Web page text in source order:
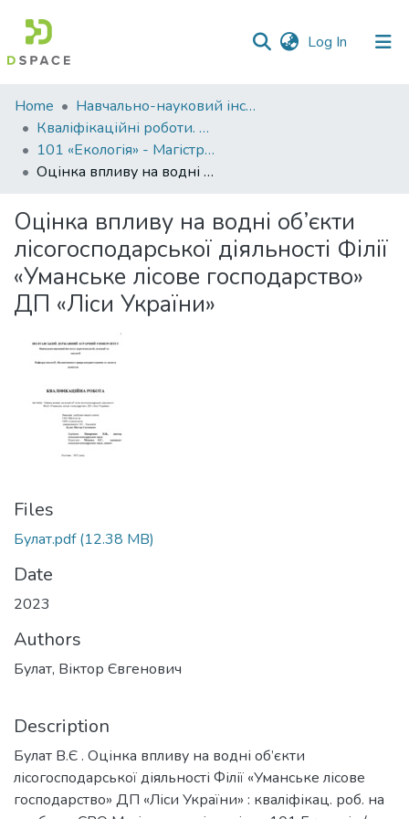
Log In (current)
Communities
&
Collections
All of DSpace
Statistics
Home
Навчально-науковий інститут агротехнологій, селекції та екології
Кваліфікаційні роботи. ННІ агротехнологій, селекції та екології
101 «Екологія» - Магістри 2023-2024
Оцінка впливу на водні об’єкти лісогосподарської діяльності Філії «Уманське лісове господарство» ДП «Ліси України»
Оцінка впливу на водні об’єкти
лісогосподарської діяльності Філії
«Уманське лісове господарство»
ДП «Ліси України»
Files
Булат.pdf(12.38 MB)
Date
2023
Authors
Булат, Віктор Євгенович
Description
Булат В.Є . Оцінка впливу на водні об’єкти
лісогосподарської діяльності Філії «Уманське лісове
господарство» ДП «Ліси України» : кваліфікац. роб. на